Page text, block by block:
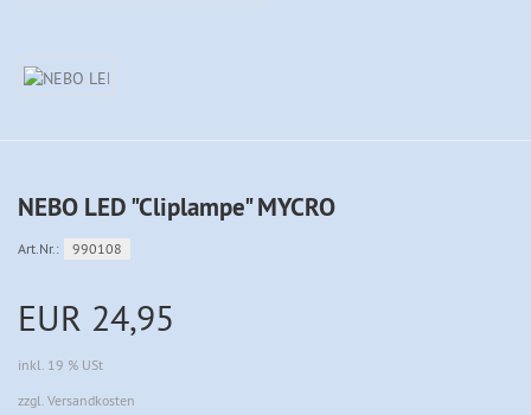
NEBO LED "Cliplampe" MYCRO
Art.Nr.: 990108
EUR 24,95
inkl. 19 % USt
zzgl. Versandkosten